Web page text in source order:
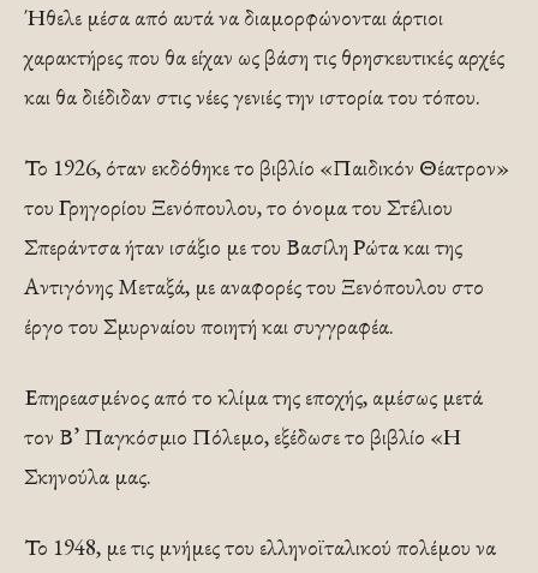
Ήθελε μέσα από αυτά να διαμορφώνονται άρτιοι
χαρακτήρες που θα είχαν ως βάση τις θρησκευτικές αρχές
και θα διέδιδαν στις νέες γενιές την ιστορία του τόπου.
Το 1926, όταν εκδόθηκε το βιβλίο «Παιδικόν Θέατρον»
του Γρηγορίου Ξενόπουλου, το όνομα του Στέλιου
Σπεράντσα ήταν ισάξιο με του Βασίλη Ρώτα και της
Αντιγόνης Μεταξά, με αναφορές του Ξενόπουλου στο
έργο του Σμυρναίου ποιητή και συγγραφέα.
Επηρεασμένος από το κλίμα της εποχής, αμέσως μετά
τον Β’ Παγκόσμιο Πόλεμο, εξέδωσε το βιβλίο «Η
Σκηνούλα μας.
Το 1948, με τις μνήμες του ελληνοϊταλικού πολέμου να